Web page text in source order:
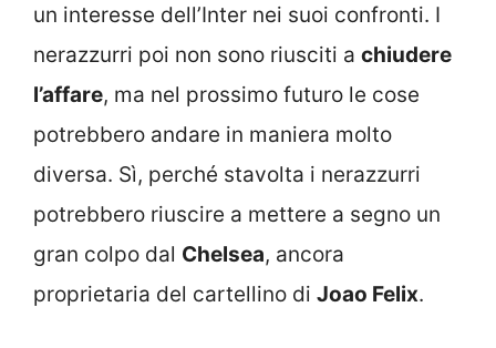
un interesse dell’Inter nei suoi confronti. I
nerazzurri poi non sono riusciti a chiudere
l’affare, ma nel prossimo futuro le cose
potrebbero andare in maniera molto
diversa. Sì, perché stavolta i nerazzurri
potrebbero riuscire a mettere a segno un
gran colpo dal Chelsea, ancora
proprietaria del cartellino di Joao Felix.